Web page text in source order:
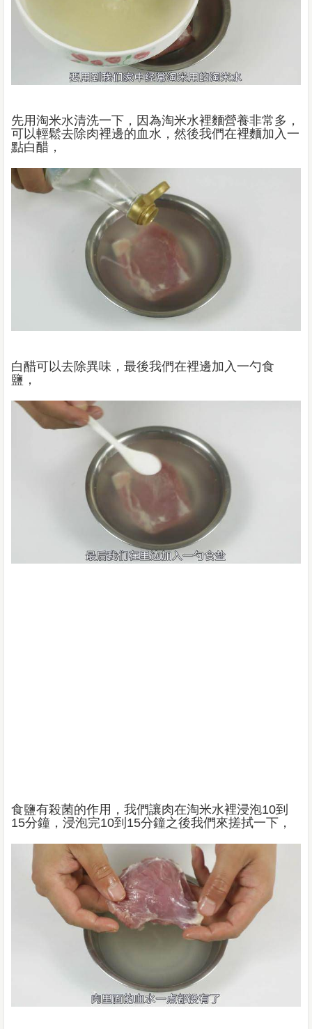
先用淘米水清洗一下，因為淘米水裡麵營養非常多，
可以輕鬆去除肉裡邊的血水，然後我們在裡麵加入一
點白醋，
白醋可以去除異味，最後我們在裡邊加入一勺食
鹽，
食鹽有殺菌的作用，我們讓肉在淘米水裡浸泡10到
15分鐘，浸泡完10到15分鐘之後我們來搓拭一下，